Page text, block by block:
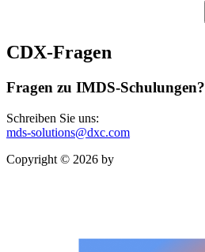
CDX-Fragen
Fragen zu IMDS-Schulungen?
Schreiben Sie uns:
mds-solutions@dxc.com
Copyright © 2026 by